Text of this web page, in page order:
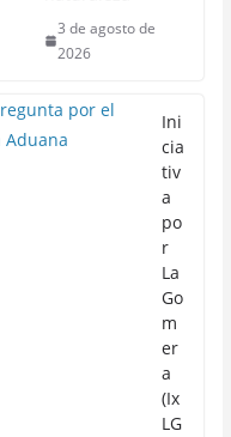
3 de agosto de
2026
Ini
cia
tiv
a
po
r
La
Go
m
er
a
(Ix
LG